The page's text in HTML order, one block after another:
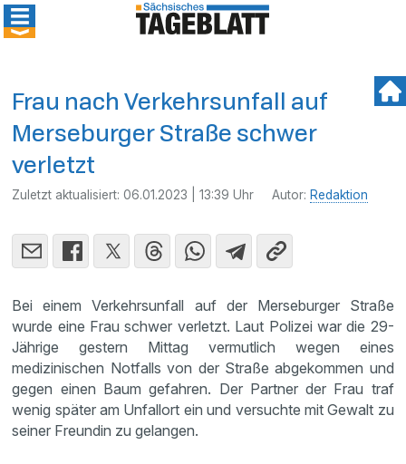
Frau nach Verkehrsunfall auf
Merseburger Straße schwer
verletzt
Zuletzt aktualisiert:06.01.2023 | 13:39 Uhr Autor: Redaktion
Bei einem Verkehrsunfall auf der Merseburger Straße
wurde eine Frau schwer verletzt. Laut Polizei war die 29-
Jährige gestern Mittag vermutlich wegen eines
medizinischen Notfalls von der Straße abgekommen und
gegen einen Baum gefahren. Der Partner der Frau traf
wenig später am Unfallort ein und versuchte mit Gewalt zu
seiner Freundin zu gelangen.